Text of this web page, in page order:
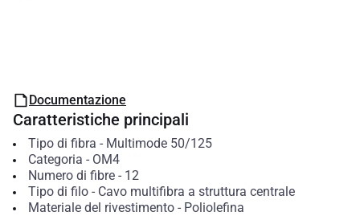
Documentazione
Caratteristiche principali
Tipo di fibra - Multimode 50/125
Categoria - OM4
Numero di fibre- 12
Tipo di filo- Cavo multifibra a struttura centrale
Materiale del rivestimento- Poliolefina